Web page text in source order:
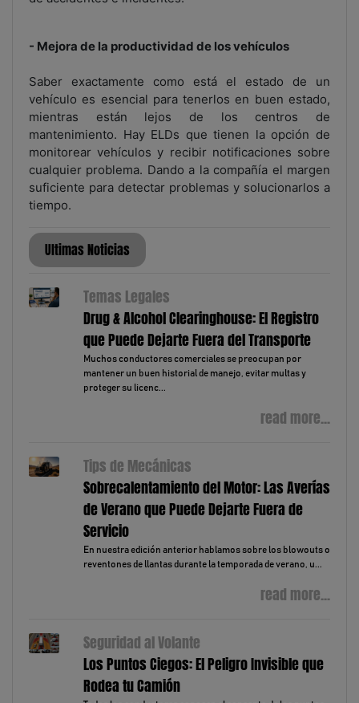
- Mejora de la productividad de los vehículos
Saber exactamente como está el estado de un
vehículo es esencial para tenerlos en buen estado,
mientras están lejos de los centros de
mantenimiento. Hay ELDs que tienen la opción de
monitorear vehículos y recibir notificaciones sobre
cualquier problema. Dando a la compañía el margen
suficiente para detectar problemas y solucionarlos a
tiempo.
Ultimas Noticias
Temas Legales
Drug & Alcohol Clearinghouse: El Registro
que Puede Dejarte Fuera del Transporte
Muchos conductores comerciales se preocupan por
mantener un buen historial de manejo, evitar multas y
proteger su licenc...
read more...
Tips de Mecánicas
Sobrecalentamiento del Motor: Las Averías
de Verano que Puede Dejarte Fuera de
Servicio
En nuestra edición anterior hablamos sobre los blowouts o
reventones de llantas durante la temporada de verano, u...
read more...
Seguridad al Volante
Los Puntos Ciegos: El Peligro Invisible que
Rodea tu Camión